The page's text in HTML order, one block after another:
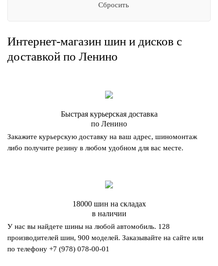
Сбросить
Интернет-магазин шин и дисков с
доставкой по Ленино
Быстрая курьерская доставка
по Ленино
Закажите курьерскую доставку на ваш адрес, шиномонтаж
либо получите резину в любом удобном для вас месте.
18000 шин на складах
в наличии
У нас вы найдете шины на любой автомобиль. 128
производителей шин, 900 моделей. Заказывайте на сайте или
по телефону +7 (978) 078-00-01